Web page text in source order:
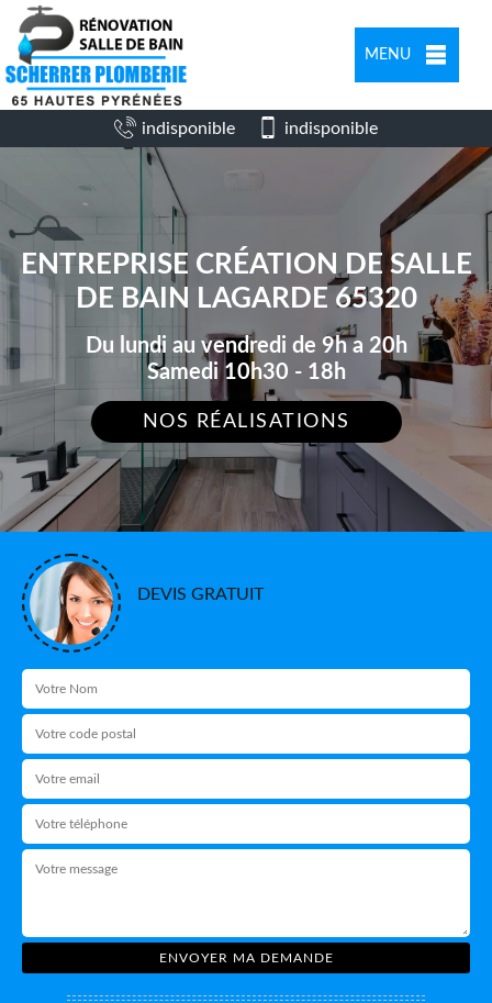
MENU
indisponible indisponible
ENTREPRISE CRÉATION DE SALLE
DE BAIN LAGARDE 65320
Du lundi au vendredi de 9h a 20h
Samedi 10h30 - 18h
NOS RÉALISATIONS
DEVIS GRATUIT